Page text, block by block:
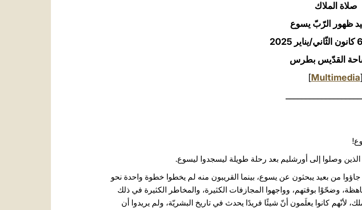
صلاة الملاك
ظهور الرّبّ يسوع
القدّيس بطرس
[
Multimedia
]
وصلوا إلى أورشليم بعد رحلة طويلة ليسجدوا ليسوع.
جاؤوا من بعيد يبحثون عن يسوع، بينما القريبون منه لم يخطوا خطوة واحدة نحو
وضحّوْا بوقتهم، وواجهوا المجازفات الكثيرة، والمخاطر الكثيرة في ذلك
لأنّهم كانوا يعلَمون أنّ شيئًا فريدًا يحدث في تاريخ البشريّة، ولم يريدوا أن